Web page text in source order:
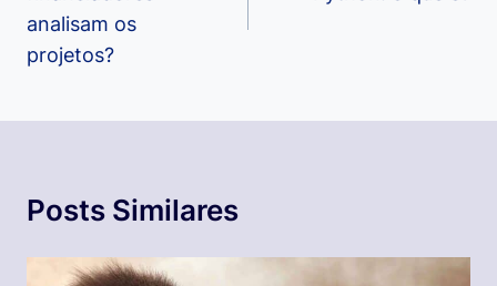
analisam os
projetos?
Posts Similares